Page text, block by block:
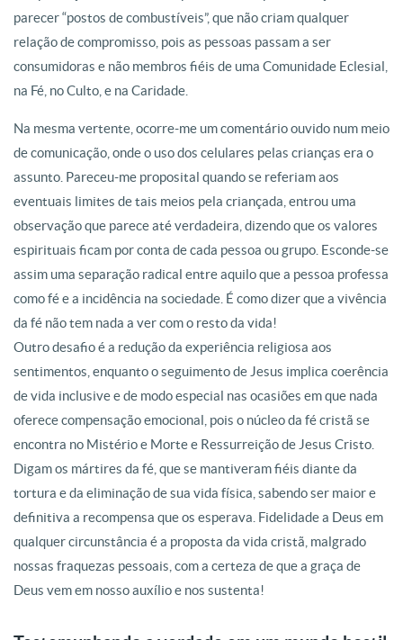
parecer “postos de combustíveis”, que não criam qualquer
relação de compromisso, pois as pessoas passam a ser
consumidoras e não membros fiéis de uma Comunidade Eclesial,
na Fé, no Culto, e na Caridade.
Na mesma vertente, ocorre-me um comentário ouvido num meio
de comunicação, onde o uso dos celulares pelas crianças era o
assunto. Pareceu-me proposital quando se referiam aos
eventuais limites de tais meios pela criançada, entrou uma
observação que parece até verdadeira, dizendo que os valores
espirituais ficam por conta de cada pessoa ou grupo. Esconde-se
assim uma separação radical entre aquilo que a pessoa professa
como fé e a incidência na sociedade. É como dizer que a vivência
da fé não tem nada a ver com o resto da vida!
Outro desafio é a redução da experiência religiosa aos
sentimentos, enquanto o seguimento de Jesus implica coerência
de vida inclusive e de modo especial nas ocasiões em que nada
oferece compensação emocional, pois o núcleo da fé cristã se
encontra no Mistério e Morte e Ressurreição de Jesus Cristo.
Digam os mártires da fé, que se mantiveram fiéis diante da
tortura e da eliminação de sua vida física, sabendo ser maior e
definitiva a recompensa que os esperava. Fidelidade a Deus em
qualquer circunstância é a proposta da vida cristã, malgrado
nossas fraquezas pessoais, com a certeza de que a graça de
Deus vem em nosso auxílio e nos sustenta!